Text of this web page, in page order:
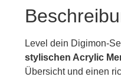
Level dein Digimon-
stylischen Acrylic
Übersicht und einen